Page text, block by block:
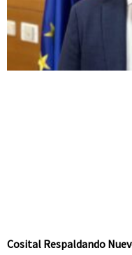
Cosital Respaldando